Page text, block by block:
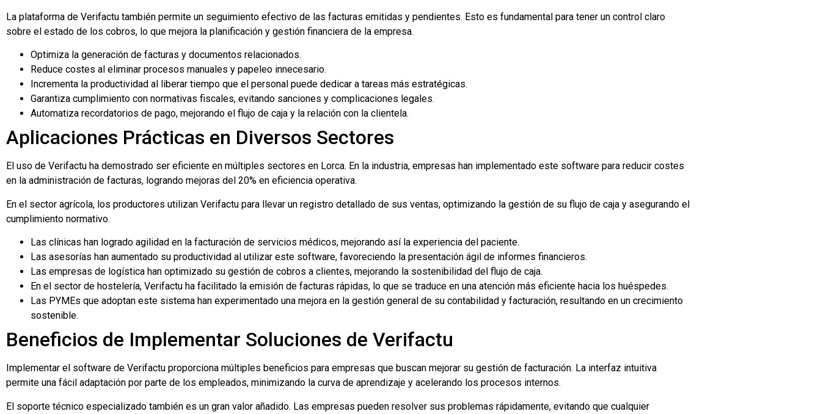
La plataforma de Verifactu también permite un seguimiento efectivo de las facturas emitidas y pendientes. Esto es fundamental para tener un control claro
sobre el estado de los cobros, lo que mejora la planificación y gestión financiera de la empresa.
Optimiza la generación de facturas y documentos relacionados.
Reduce costes al eliminar procesos manuales y papeleo innecesario.
Incrementa la productividad al liberar tiempo que el personal puede dedicar a tareas más estratégicas.
Garantiza cumplimiento con normativas fiscales, evitando sanciones y complicaciones legales.
Automatiza recordatorios de pago, mejorando el flujo de caja y la relación con la clientela.
Aplicaciones Prácticas en Diversos Sectores
El uso de Verifactu ha demostrado ser eficiente en múltiples sectores en Lorca. En la industria, empresas han implementado este software para reducir costes
en la administración de facturas, logrando mejoras del 20% en eficiencia operativa.
En el sector agrícola, los productores utilizan Verifactu para llevar un registro detallado de sus ventas, optimizando la gestión de su flujo de caja y asegurando el
cumplimiento normativo.
Las clínicas han logrado agilidad en la facturación de servicios médicos, mejorando así la experiencia del paciente.
Las asesorías han aumentado su productividad al utilizar este software, favoreciendo la presentación ágil de informes financieros.
Las empresas de logística han optimizado su gestión de cobros a clientes, mejorando la sostenibilidad del flujo de caja.
En el sector de hostelería, Verifactu ha facilitado la emisión de facturas rápidas, lo que se traduce en una atención más eficiente hacia los huéspedes.
Las PYMEs que adoptan este sistema han experimentado una mejora en la gestión general de su contabilidad y facturación, resultando en un crecimiento
sostenible.
Beneficios de Implementar Soluciones de Verifactu
Implementar el software de Verifactu proporciona múltiples beneficios para empresas que buscan mejorar su gestión de facturación. La interfaz intuitiva
permite una fácil adaptación por parte de los empleados, minimizando la curva de aprendizaje y acelerando los procesos internos.
El soporte técnico especializado también es un gran valor añadido. Las empresas pueden resolver sus problemas rápidamente, evitando que cualquier